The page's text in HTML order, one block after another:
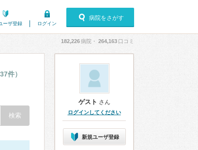
ーザ登録 ログイン
病院をさがす
182,226病院・ 264,163 口コミ
37件）
ゲスト さん
ログインしてください
新規ユーザ登録